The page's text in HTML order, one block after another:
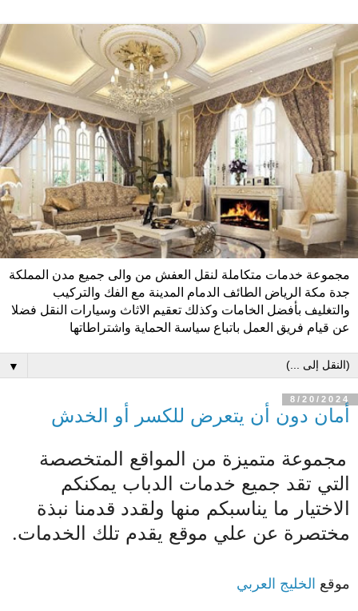
مجموعة خدمات متكاملة لنقل العفش من والى جميع مدن المملكة
جدة مكة الرياض الطائف الدمام المدينة مع الفك والتركيب
والتغليف بأفضل الخامات وكذلك تعقيم الاثاث وسيارات النقل فضلا
عن قيام فريق العمل باتباع سياسة الحماية واشتراطاتها
▼
8/20/2024
أمان دون أن يتعرض للكسر أو الخدش
مجموعة متميزة من المواقع المتخصصة
التي تقد جميع خدمات الدباب يمكنكم
الاختيار ما يناسبكم منها ولقدد قدمنا نبذة
مختصرة عن علي موقع يقدم تلك الخدمات.
موقع الخليج العربي